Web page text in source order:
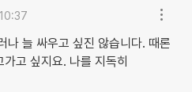
나 늘 싸우고 싶진 않습니다. 때론
고 싶지요. 나를 지독히